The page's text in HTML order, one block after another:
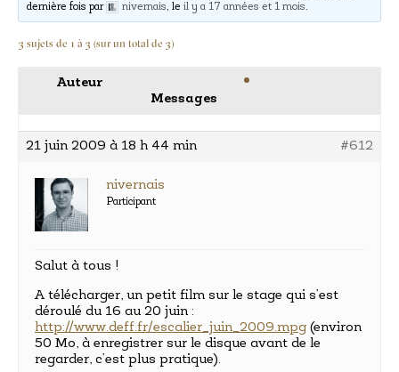
dernière fois par
nivernais, leil y a 17 années et 1 mois.
3 sujets de 1 à 3 (sur un total de 3)
Auteur
Messages
21 juin 2009 à 18 h 44 min #612
nivernais
Participant
Salut à tous !
A télécharger, un petit film sur le stage qui s’est
déroulé du 16 au 20 juin :
http://www.deff.fr/escalier_juin_2009.mpg (environ
50 Mo, à enregistrer sur le disque avant de le
regarder, c’est plus pratique).